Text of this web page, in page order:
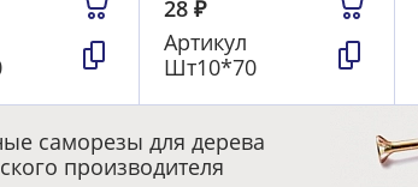
28₽
Артикул
Шт10*70
саморезы для дерева
производителя